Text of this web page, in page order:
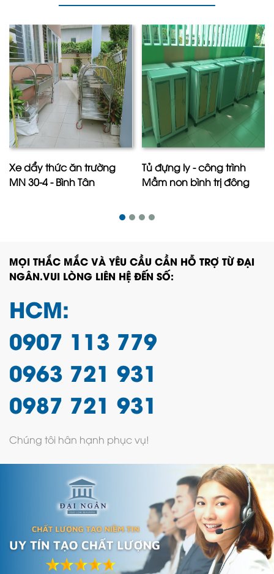
Xe dẩy thức ăn trường
MN 30-4 - Bình Tân
Tủ đựng ly - công trình
Mầm non bình trị đông
MỌI THẮC MẮC VÀ YÊU CẦU CẦN HỖ TRỢ TỪ ĐẠI
NGÂN.VUI LÒNG LIÊN HỆ ĐẾN SỐ:
HCM:
0907 113 779
0963 721 931
0987 721 931
Chúng tôi hân hạnh phục vụ!